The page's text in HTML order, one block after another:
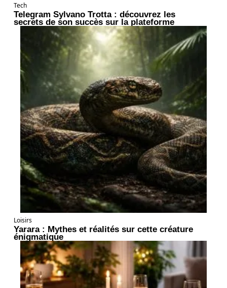
Tech
Telegram Sylvano Trotta : découvrez les
secrets de son succès sur la plateforme
Loisirs
Yarara : Mythes et réalités sur cette créature
énigmatique